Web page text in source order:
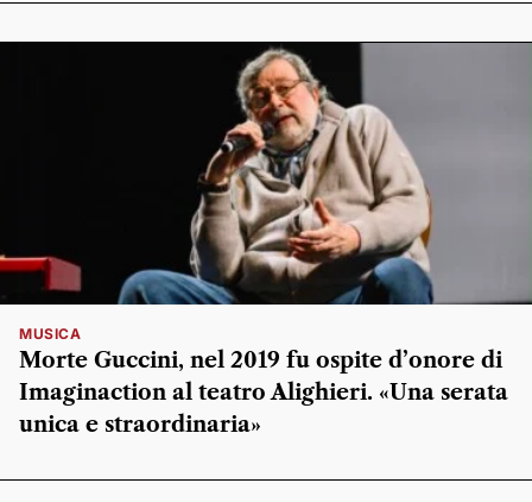
MUSICA
Morte Guccini, nel 2019 fu ospite d’onore di
Imaginaction al teatro Alighieri. «Una serata
unica e straordinaria»